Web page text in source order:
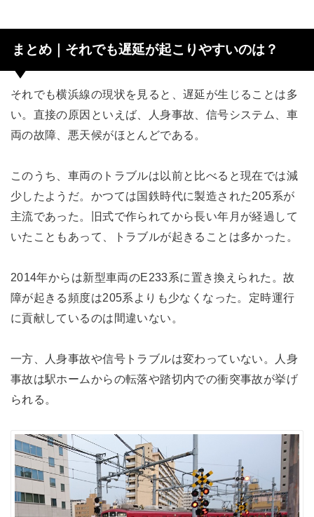
まとめ｜それでも遅延が起こりやすいのは？
それでも横浜線の現状を見ると、遅延が生じることは多
い。直接の原因といえば、人身事故、信号システム、車
両の故障、悪天候がほとんどである。
このうち、車両のトラブルは以前と比べると現在では減
少したようだ。かつては国鉄時代に製造された205系が
主流であった。旧式で作られてから長い年月が経過して
いたこともあって、トラブルが起きることは多かった。
2014年からは新型車両のE233系に置き換えられた。故
障が起きる頻度は205系よりも少なくなった。定時運行
に貢献しているのは間違いない。
一方、人身事故や信号トラブルは変わっていない。人身
事故は駅ホームからの転落や踏切内での衝突事故が挙げ
られる。